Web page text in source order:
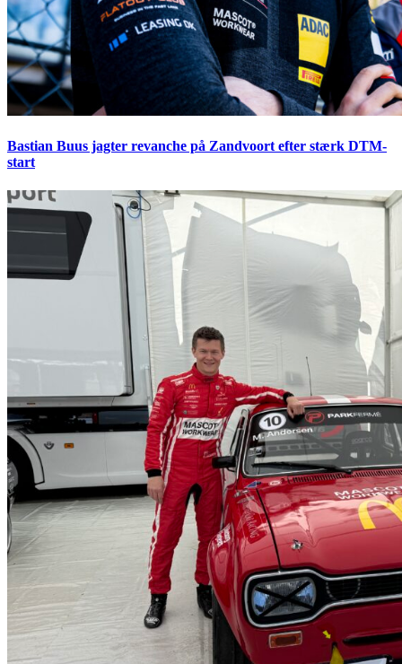
Bastian Buus jagter revanche på Zandvoort efter stærk DTM-
start